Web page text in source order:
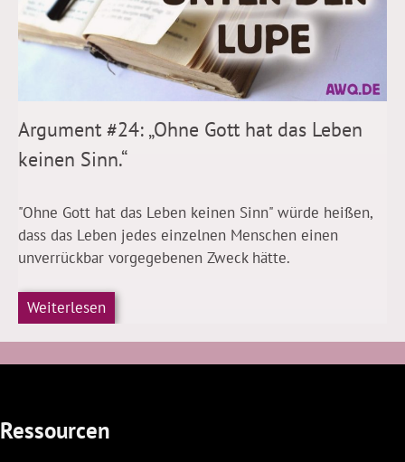
Argument #24: „Ohne Gott hat das Leben
keinen Sinn.“
"Ohne Gott hat das Leben keinen Sinn" würde heißen,
dass das Leben jedes einzelnen Menschen einen
unverrückbar vorgegebenen Zweck hätte.
Weiterlesen
Ressourcen